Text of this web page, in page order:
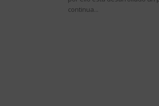
continua...